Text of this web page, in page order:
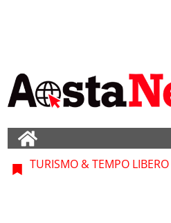
TURISMO & TEMPO LIBERO